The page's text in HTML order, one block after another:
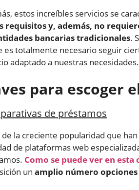
estos increíbles servicios se
requisitos y, además, no
bancarias tradicionales.
es totalmente necesario seguir
adaptado a nuestras necesidades.
para escoger
de préstamos
de la creciente popularidad que
de plataformas web
Como se puede ver en
un amplio número